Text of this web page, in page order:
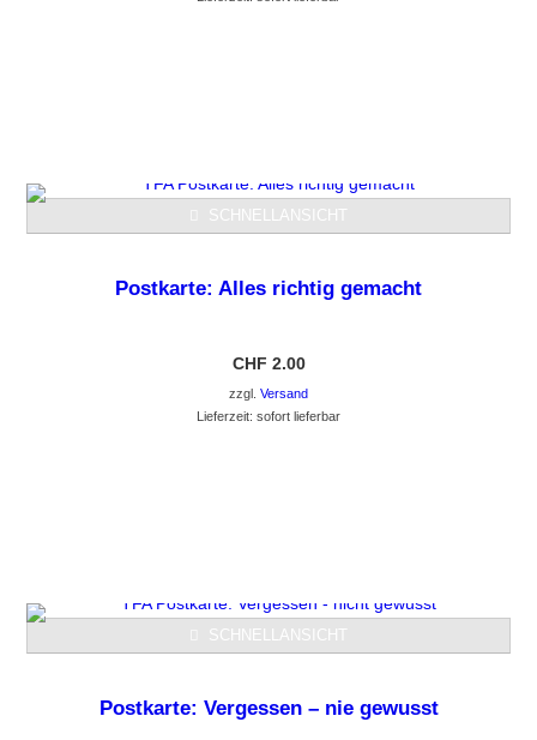
SCHNELLANSICHT
Postkarte: Alles richtig gemacht
CHF 2.00
zzgl. Versand
Lieferzeit: sofort lieferbar
SCHNELLANSICHT
Postkarte: Vergessen – nie gewusst